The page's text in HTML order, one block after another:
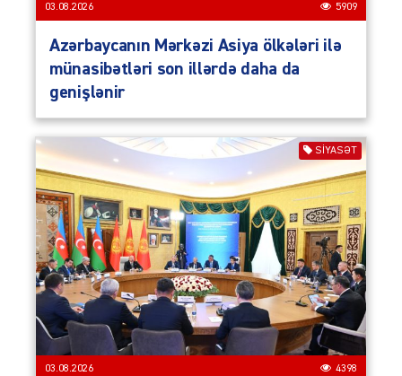
03.08.2026 5909
Azərbaycanın Mərkəzi Asiya ölkələri ilə
münasibətləri son illərdə daha da
genişlənir
SIYASƏT
03.08.2026 4398